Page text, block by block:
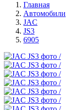
Главная
Автомобили
JAC
JS3
6905